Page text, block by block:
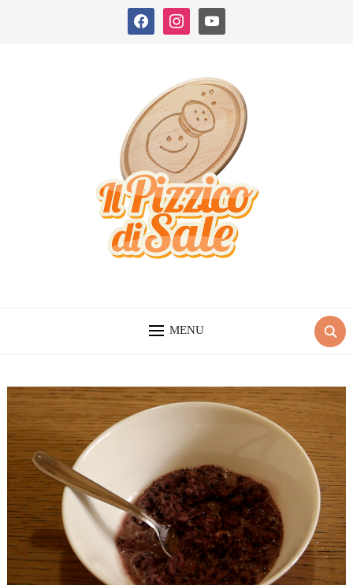
facebook instagram youtube
MENU